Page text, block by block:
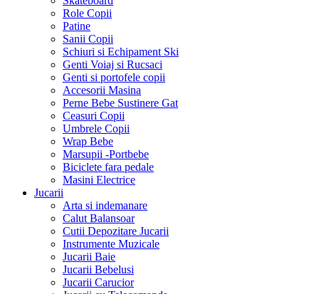
Role Copii
Patine
Sanii Copii
Schiuri si Echipament Ski
Genti Voiaj si Rucsaci
Genti si portofele copii
Accesorii Masina
Perne Bebe Sustinere Gat
Ceasuri Copii
Umbrele Copii
Wrap Bebe
Marsupii -Portbebe
Biciclete fara pedale
Masini Electrice
Jucarii
Arta si indemanare
Calut Balansoar
Cutii Depozitare Jucarii
Instrumente Muzicale
Jucarii Baie
Jucarii Bebelusi
Jucarii Carucior